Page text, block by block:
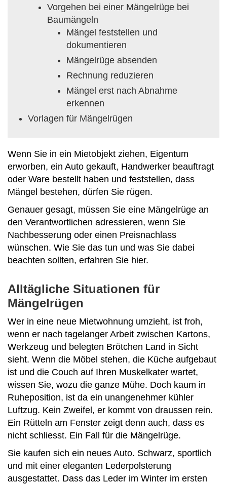
Vorgehen bei einer Mängelrüge bei
Baumängeln
Mängel feststellen und
dokumentieren
Mängelrüge absenden
Rechnung reduzieren
Mängel erst nach Abnahme
erkennen
Vorlagen für Mängelrügen
Wenn Sie in ein Mietobjekt ziehen, Eigentum
erworben, ein Auto gekauft, Handwerker beauftragt
oder Ware bestellt haben und feststellen, dass
Mängel bestehen, dürfen Sie rügen.
Genauer gesagt, müssen Sie eine Mängelrüge an
den Verantwortlichen adressieren, wenn Sie
Nachbesserung oder einen Preisnachlass
wünschen. Wie Sie das tun und was Sie dabei
beachten sollten, erfahren Sie hier.
Alltägliche Situationen für
Mängelrügen
Wer in eine neue Mietwohnung umzieht, ist froh,
wenn er nach tagelanger Arbeit zwischen Kartons,
Werkzeug und belegten Brötchen Land in Sicht
sieht. Wenn die Möbel stehen, die Küche aufgebaut
ist und die Couch auf Ihren Muskelkater wartet,
wissen Sie, wozu die ganze Mühe. Doch kaum in
Ruheposition, ist da ein unangenehmer kühler
Luftzug. Kein Zweifel, er kommt von draussen rein.
Ein Rütteln am Fenster zeigt denn auch, dass es
nicht schliesst. Ein Fall für die Mängelrüge.
Sie kaufen sich ein neues Auto. Schwarz, sportlich
und mit einer eleganten Lederpolsterung
ausgestattet. Dass das Leder im Winter im ersten